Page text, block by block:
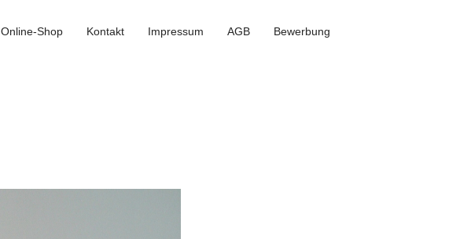
Online-Shop Kontakt Impressum AGB Bewerbung